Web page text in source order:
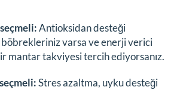
Antioksidan desteği
böbrekleriniz varsa ve enerji verici
mantar takviyesi tercih ediyorsanız.
Stres azaltma, uyku desteği